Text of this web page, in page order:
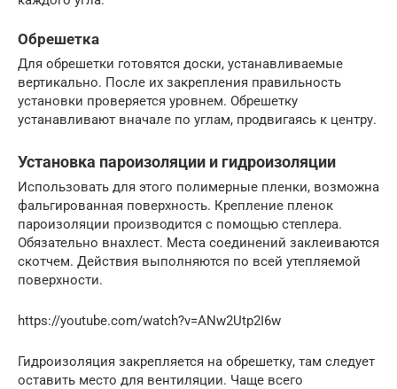
Обрешетка
Для обрешетки готовятся доски, устанавливаемые
вертикально. После их закрепления правильность
установки проверяется уровнем. Обрешетку
устанавливают вначале по углам, продвигаясь к центру.
Установка пароизоляции и гидроизоляции
Использовать для этого полимерные пленки, возможна
фальгированная поверхность. Крепление пленок
пароизоляции производится с помощью степлера.
Обязательно внахлест. Места соединений заклеиваются
скотчем. Действия выполняются по всей утепляемой
поверхности.
https://youtube.com/watch?v=ANw2Utp2I6w
Гидроизоляция закрепляется на обрешетку, там следует
оставить место для вентиляции. Чаще всего